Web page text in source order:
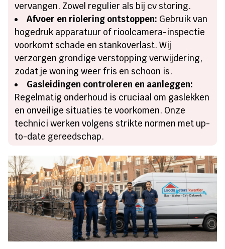
vervangen. Zowel regulier als bij cv storing.
Afvoer en riolering ontstoppen: Gebruik van
hogedruk apparatuur of rioolcamera-inspectie
voorkomt schade en stankoverlast. Wij
verzorgen grondige verstopping verwijdering,
zodat je woning weer fris en schoon is.
Gasleidingen controleren en aanleggen:
Regelmatig onderhoud is cruciaal om gaslekken
en onveilige situaties te voorkomen. Onze
technici werken volgens strikte normen met up-
to-date gereedschap.